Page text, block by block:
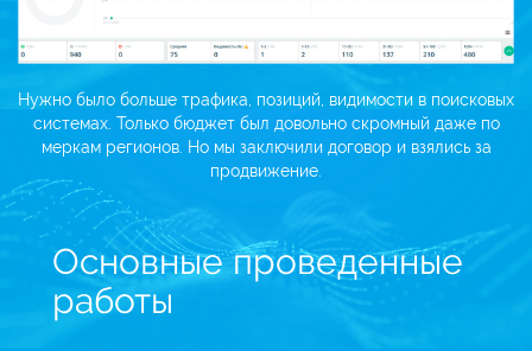
Нужно было больше трафика, позиций, видимости в поисковых
системах. Только бюджет был довольно скромный даже по
меркам регионов. Но мы заключили договор и взялись за
продвижение.
Основные проведенные
работы